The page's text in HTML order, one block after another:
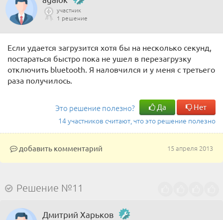
участник
1 решение
Если удается загрузится хотя бы на несколько секунд,
постараться быстро пока не ушел в перезагрузку
отключить bluetooth. Я наловчился и у меня с третьего
раза получилось.
Это решение полезно? Да Нет
14 участников считают, что это решение полезно
15 апреля 2013
добавить комментарий
Решение №11
Дмитрий Харьков